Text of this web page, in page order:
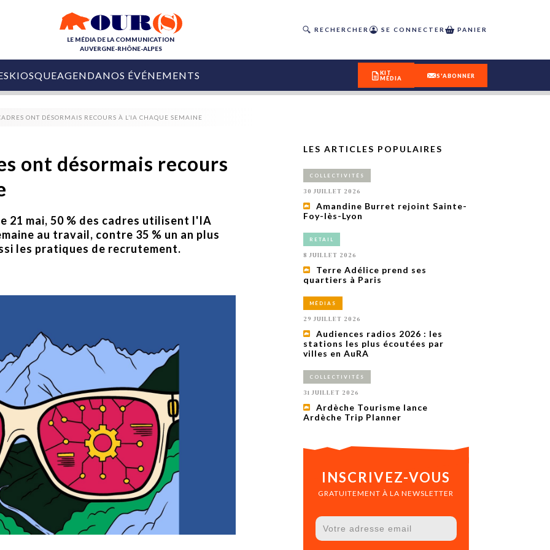
LE MÉDIA DE LA COMMUNICATION
AUVERGNE-RHÔNE-ALPES
RECHERCHER SE CONNECTER PANIER
Nice : Denis Zanon
est décédé
Tourisme lance
Ardèche Trip
Planner
rejoint Sainte-Foy-
29 JUILLET 2026
[Debrief] Loire Tourisme
mise sur la déconnexion en
la déconnexion, en digital et au cinéma.
marketing et communication, revient sur
DÉCOUVREZ
OUR(S) #25 - ÉTÉ 2026
M’ABONNER À OURSCOM PENDANT
1 AN
KIOSQUEAGENDANOS ÉVÉNEMENTS
OURS DE LA COM
OURS DU DIGITAL
KIT
MÉDIA
S'ABONNER
ONT DÉSORMAIS RECOURS À L’IA CHAQUE SEMAINE
ont désormais recours
21 mai, 50 % des cadres utilisent l'IA
au travail, contre 35 % un an plus
les pratiques de recrutement.
LES ARTICLES POPULAIRES
COLLECTIVITÉS
30 JUILLET 2026
Amandine Burret rejoint Sainte-
Foy-lès-Lyon
RETAIL
8 JUILLET 2026
Terre Adélice prend ses
quartiers à Paris
MÉDIAS
29 JUILLET 2026
Audiences radios 2026 : les
stations les plus écoutées par
villes en AuRA
COLLECTIVITÉS
31 JUILLET 2026
Ardèche Tourisme lance
Ardèche Trip Planner
INSCRIVEZ-VOUS
GRATUITEMENT À LA NEWSLETTER